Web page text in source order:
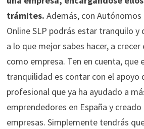
trámites. Además, con Autónomos
Online SLP podrás estar tranquilo
a lo que mejor sabes hacer, a
como empresa. Ten en cuenta, que
tranquilidad es contar con el apoyo
profesional que ya ha ayudado a
emprendedores en España y
empresas. Simplemente tendrás